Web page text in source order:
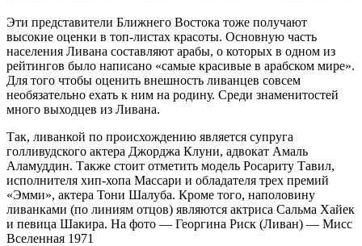
Эти представители Ближнего Востока тоже получают
высокие оценки в топ-листах красоты. Основную часть
населения Ливана составляют арабы, о которых в одном из
рейтингов было написано «самые красивые в арабском мире».
Для того чтобы оценить внешность ливанцев совсем
необязательно ехать к ним на родину. Среди знаменитостей
много выходцев из Ливана.
Так, ливанкой по происхождению является супруга
голливудского актера Джорджа Клуни, адвокат Амаль
Аламуддин. Также стоит отметить модель Росариту Тавил,
исполнителя хип-хопа Массари и обладателя трех премий
«Эмми», актера Тони Шалуба. Кроме того, наполовину
ливанками (по линиям отцов) являются актриса Сальма Хайек
и певица Шакира. На фото — Георгина Риск (Ливан) — Мисс
Вселенная 1971